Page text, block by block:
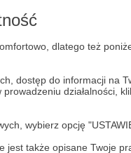
dlatego też
dostęp do informacji na
działalności,
wybierz opcję
jest także opisane Twoje